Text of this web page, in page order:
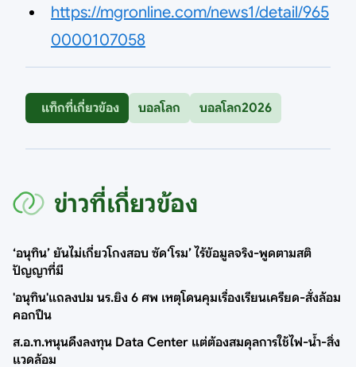
https://mgronline.com/news1/detail/965
0000107058
แท็กที่เกี่ยวข้อง บอลโลก บอลโลก2026
ข่าวที่เกี่ยวข้อง
‘อนุทิน’ ยันไม่เกี่ยวโกงสอบ ซัด‘โรม’ ไร้ข้อมูลจริง-พูดตามสติ
ปัญญาที่มี
'อนุทิน'แถลงปม นร.ยิง 6 ศพ เหตุโดนคุมเรื่องเรียนเครียด-สั่งล้อม
คอกปืน
ส.อ.ท.หนุนดึงลงทุน Data Center แต่ต้องสมดุลการใช้ไฟ-น้ำ-สิ่ง
แวดล้อม